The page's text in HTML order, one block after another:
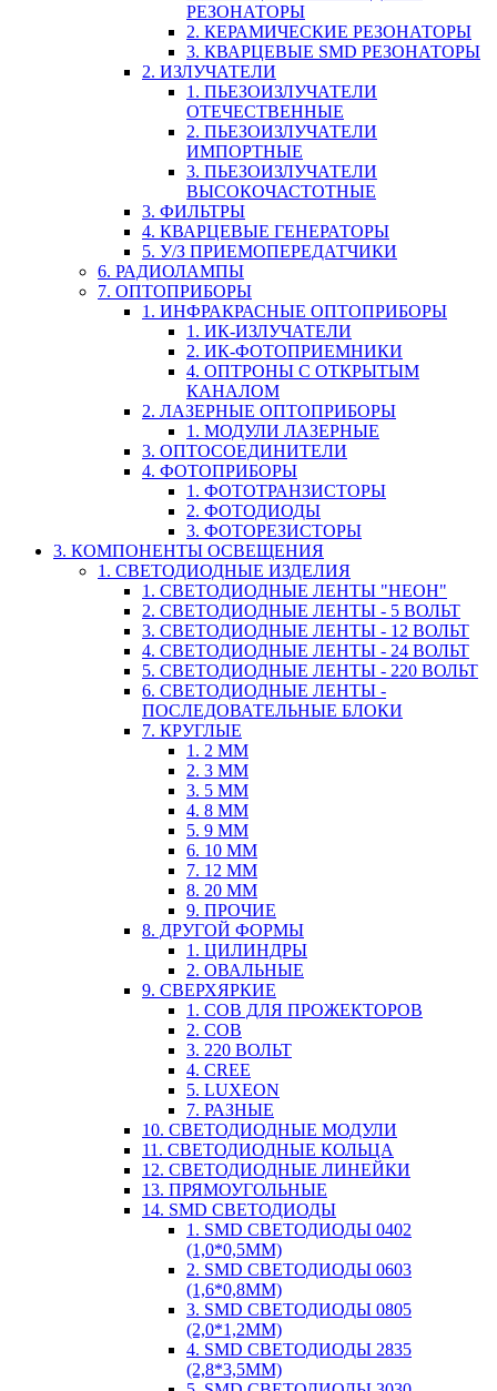
РЕЗОНАТОРЫ
2. КЕРАМИЧЕСКИЕ РЕЗОНАТОРЫ
3. КВАРЦЕВЫЕ SMD РЕЗОНАТОРЫ
2. ИЗЛУЧАТЕЛИ
1. ПЬЕЗОИЗЛУЧАТЕЛИ
ОТЕЧЕСТВЕННЫЕ
2. ПЬЕЗОИЗЛУЧАТЕЛИ
ИМПОРТНЫЕ
3. ПЬЕЗОИЗЛУЧАТЕЛИ
ВЫСОКОЧАСТОТНЫЕ
3. ФИЛЬТРЫ
4. КВАРЦЕВЫЕ ГЕНЕРАТОРЫ
5. У/З ПРИЕМОПЕРЕДАТЧИКИ
6. РАДИОЛАМПЫ
7. ОПТОПРИБОРЫ
1. ИНФРАКРАСНЫЕ ОПТОПРИБОРЫ
1. ИК-ИЗЛУЧАТЕЛИ
2. ИК-ФОТОПРИЕМНИКИ
4. ОПТРОНЫ С ОТКРЫТЫМ
КАНАЛОМ
2. ЛАЗЕРНЫЕ ОПТОПРИБОРЫ
1. МОДУЛИ ЛАЗЕРНЫЕ
3. ОПТОСОЕДИНИТЕЛИ
4. ФОТОПРИБОРЫ
1. ФОТОТРАНЗИСТОРЫ
2. ФОТОДИОДЫ
3. ФОТОРЕЗИСТОРЫ
3. КОМПОНЕНТЫ ОСВЕЩЕНИЯ
1. СВЕТОДИОДНЫЕ ИЗДЕЛИЯ
1. СВЕТОДИОДНЫЕ ЛЕНТЫ "НЕОН"
2. СВЕТОДИОДНЫЕ ЛЕНТЫ - 5 ВОЛЬТ
3. СВЕТОДИОДНЫЕ ЛЕНТЫ - 12 ВОЛЬТ
4. СВЕТОДИОДНЫЕ ЛЕНТЫ - 24 ВОЛЬТ
5. СВЕТОДИОДНЫЕ ЛЕНТЫ - 220 ВОЛЬТ
6. СВЕТОДИОДНЫЕ ЛЕНТЫ -
ПОСЛЕДОВАТЕЛЬНЫЕ БЛОКИ
7. КРУГЛЫЕ
1. 2 ММ
2. 3 ММ
3. 5 ММ
4. 8 ММ
5. 9 ММ
6. 10 ММ
7. 12 ММ
8. 20 ММ
9. ПРОЧИЕ
8. ДРУГОЙ ФОРМЫ
1. ЦИЛИНДРЫ
2. ОВАЛЬНЫЕ
9. СВЕРХЯРКИЕ
1. COB ДЛЯ ПРОЖЕКТОРОВ
2. COB
3. 220 ВОЛЬТ
4. CREE
5. LUXEON
7. РАЗНЫЕ
10. СВЕТОДИОДНЫЕ МОДУЛИ
11. СВЕТОДИОДНЫЕ КОЛЬЦА
12. СВЕТОДИОДНЫЕ ЛИНЕЙКИ
13. ПРЯМОУГОЛЬНЫЕ
14. SMD СВЕТОДИОДЫ
1. SMD СВЕТОДИОДЫ 0402
(1,0*0,5ММ)
2. SMD СВЕТОДИОДЫ 0603
(1,6*0,8ММ)
3. SMD СВЕТОДИОДЫ 0805
(2,0*1,2ММ)
4. SMD СВЕТОДИОДЫ 2835
(2,8*3,5ММ)